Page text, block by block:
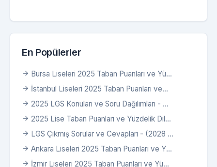
En Popülerler
Bursa Liseleri 2025 Taban Puanları ve Yü...
İstanbul Liseleri 2025 Taban Puanları ve...
2025 LGS Konuları ve Soru Dağılımları - ...
2025 Lise Taban Puanları ve Yüzdelik Dil...
LGS Çıkmış Sorular ve Cevapları - (2028 ...
Ankara Liseleri 2025 Taban Puanları ve Y...
İzmir Liseleri 2025 Taban Puanları ve Yü...